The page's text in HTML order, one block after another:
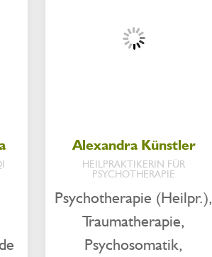
Alexandra Künstler
HEILPRAKTIKERIN FÜR
PSYCHOTHERAPIE
Psychotherapie (Heilpr.),
Traumatherapie,
Psychosomatik,